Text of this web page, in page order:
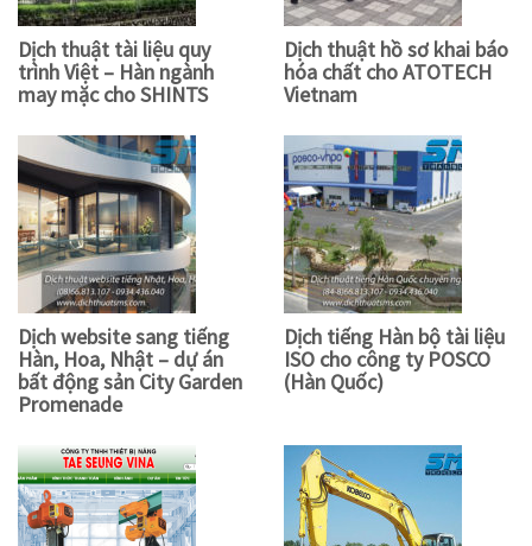
Dịch thuật tài liệu quy
trình Việt – Hàn ngành
may mặc cho SHINTS
Dịch thuật hồ sơ khai báo
hóa chất cho ATOTECH
Vietnam
Dịch website sang tiếng
Hàn, Hoa, Nhật – dự án
bất động sản City Garden
Promenade
Dịch tiếng Hàn bộ tài liệu
ISO cho công ty POSCO
(Hàn Quốc)